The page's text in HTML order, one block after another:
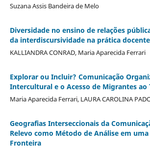
Suzana Assis Bandeira de Melo
Diversidade no ensino de relações
da interdiscursividade na prática docente
KALLIANDRA CONRAD, Maria Aparecida Ferrari
Explorar ou Incluir? Comunicação
Intercultural e o Acesso de Migrantes ao
Maria Aparecida Ferrari, LAURA CAROLINA
Geografias Interseccionais da
Relevo como Método de Análise em
Fronteira